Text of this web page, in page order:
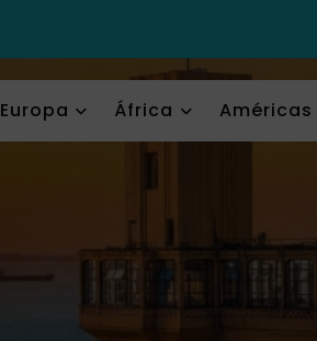
Europa África Américas